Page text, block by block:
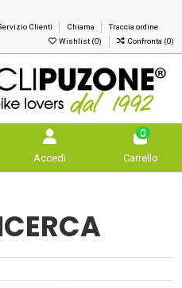
Clienti Chiama
Traccia ordine
Wishlist (0) Confronta (0)
Accedi
0
Carrello